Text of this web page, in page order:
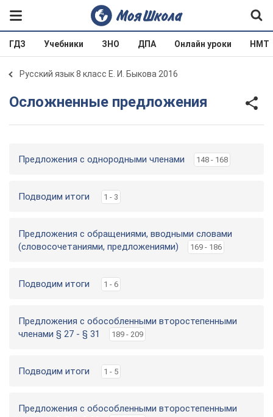
ГДЗ Учебники ЗНО ДПА Онлайн уроки НМТ
Русский язык 8 класс Е. И. Быкова 2016
Осложненные предложения
Предложения с однородными членами 148 - 168
Подводим итоги 1 - 3
Предложения с обращениями, вводными словами
(словосочетаниями, предложениями)
169 - 186
Подводим итоги 1 - 6
Предложения с обособленными второстепенными
членами § 27 - § 31
189 - 209
Подводим итоги 1 - 5
Предложения с обособленными второстепенными